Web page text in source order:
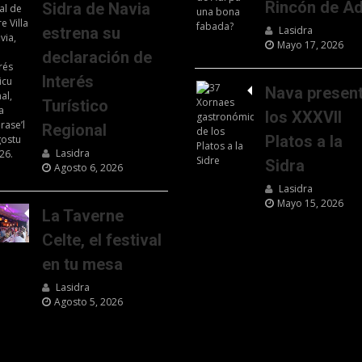
Sidra de Navia
estrena su
declaración de
Interés
Turístico
Regional
Lasidra
Agosto 6, 2026
La Taverne
Celte, el festival
en tu mesa
Lasidra
Agosto 5, 2026
Rincón de
Lasidra
Mayo 17, 2026
Nava
los XXXVII
Platos a la
Sidra
Lasidra
Mayo 15, 2026